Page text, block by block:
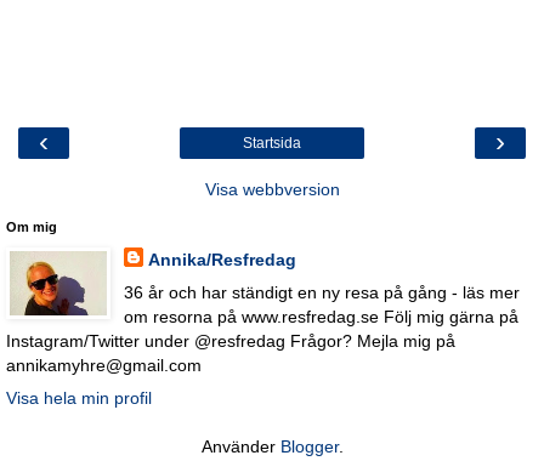
‹ ›
Startsida
Visa webbversion
Om mig
Annika/Resfredag
36 år och har ständigt en ny resa på gång - läs mer
om resorna på www.resfredag.se Följ mig gärna på
Instagram/Twitter under @resfredag Frågor? Mejla mig på
annikamyhre@gmail.com
Visa hela min profil
Använder Blogger.